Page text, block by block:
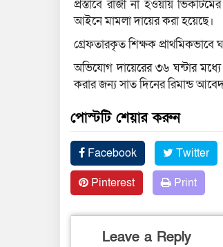
প্রস্তাবে রাজী না হওয়ায়
আইনে মামলা দায়ের করা হয়েছে।
গ্রেফতারকৃত শিক্ষক প্রাথমিকভাবে
অভিযোগ দায়েরের ৩৬ ঘন্টার
করার জন্য সাত দিনের রিমান্ড
পোস্টটি শেয়ার করুন
Facebook Twitter
Pinterest
Print
Leave a Reply